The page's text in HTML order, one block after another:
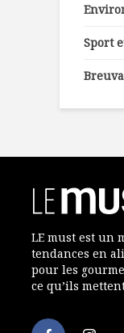
Sport
LE must est un
tendances en
pour les
ce qu’ils